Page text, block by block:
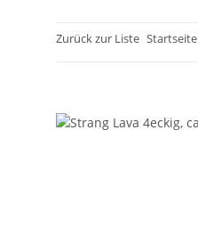
Zurück zur Liste Startseite